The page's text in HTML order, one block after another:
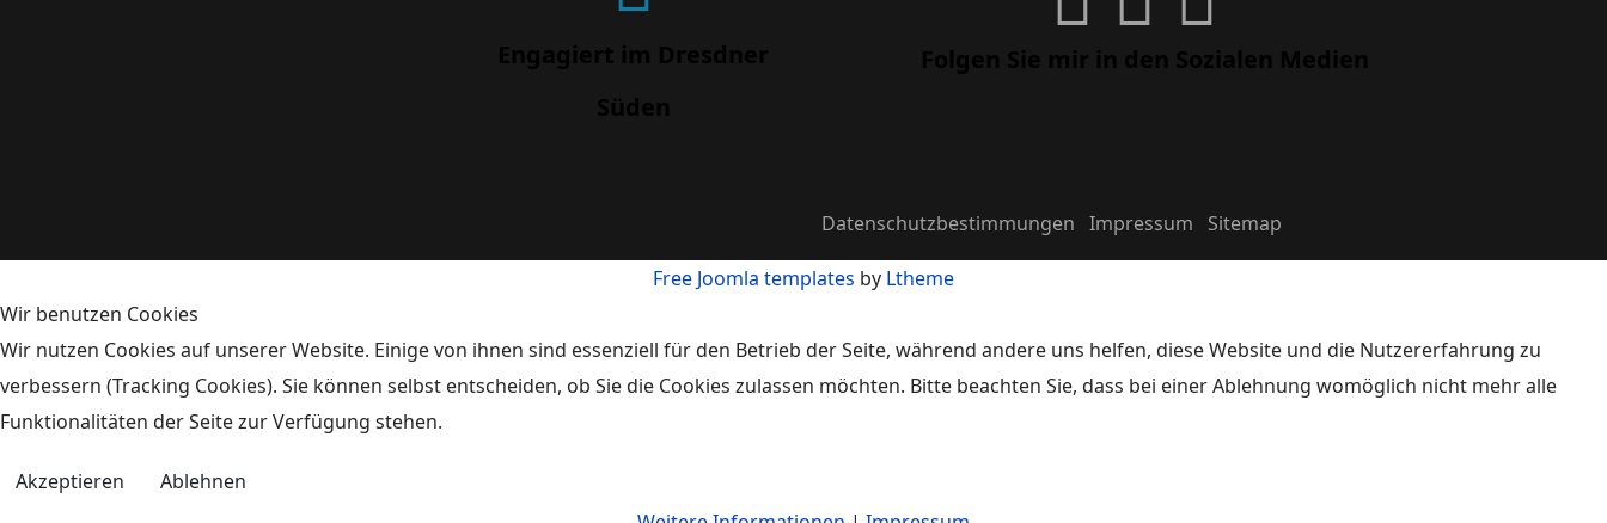
Datenschutzbestimmungen Impressum Sitemap
Free Joomla templates by Ltheme
Wir benutzen Cookies
Wir nutzen Cookies auf unserer Website. Einige von ihnen sind essenziell für den Betrieb der Seite, während andere uns helfen, diese Website und die Nutzererfahrung zu
verbessern (Tracking Cookies). Sie können selbst entscheiden, ob Sie die Cookies zulassen möchten. Bitte beachten Sie, dass bei einer Ablehnung womöglich nicht mehr alle
Funktionalitäten der Seite zur Verfügung stehen.
Akzeptieren
Ablehnen